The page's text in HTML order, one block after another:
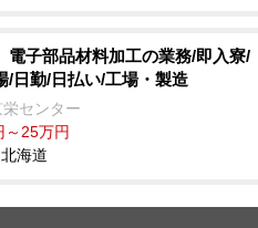
電子部品材料加工の業務/即入寮/
/日勤/日払い/工場・製造
センター
～25万円
海道